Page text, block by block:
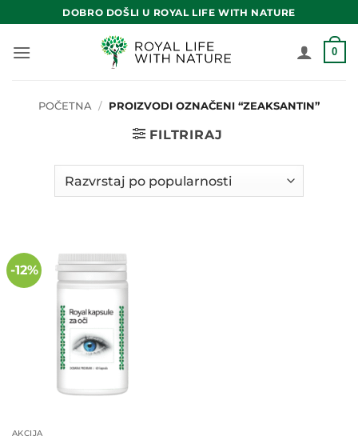
to
content
DOBRO DOŠLI U ROYAL LIFE WITH NATURE
0
POČETNA / PROIZVODI OZNAČENI “ZEAKSANTIN”
FILTRIRAJ
-12%
AKCIJA